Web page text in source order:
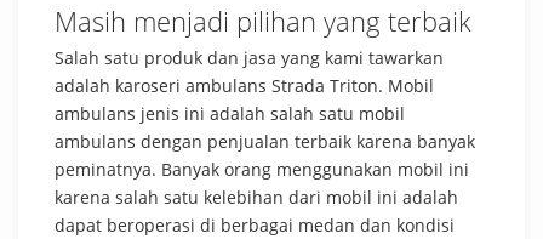
Masih menjadi pilihan yang terbaik
Salah satu produk dan jasa yang kami tawarkan
adalah karoseri ambulans Strada Triton. Mobil
ambulans jenis ini adalah salah satu mobil
ambulans dengan penjualan terbaik karena banyak
peminatnya. Banyak orang menggunakan mobil ini
karena salah satu kelebihan dari mobil ini adalah
dapat beroperasi di berbagai medan dan kondisi